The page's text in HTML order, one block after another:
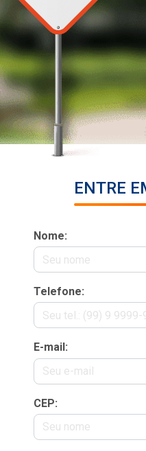
ENTRE
Nome:
Telefone:
E-mail:
CEP: